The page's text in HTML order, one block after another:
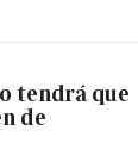
tendrá que
de